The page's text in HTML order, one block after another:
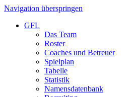
Navigation überspringen
GFL
Das Team
Roster
Coaches und Betreuer
Spielplan
Tabelle
Statistik
Namensdatenbank